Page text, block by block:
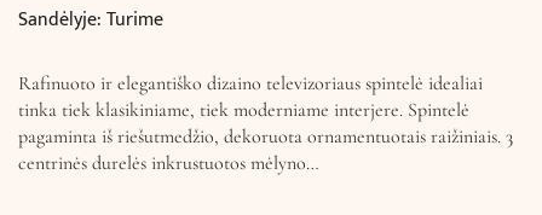
Sandėlyje: Turime
Rafinuoto ir elegantiško dizaino televizoriaus spintelė idealiai
tinka tiek klasikiniame, tiek moderniame interjere. Spintelė
pagaminta iš riešutmedžio, dekoruota ornamentuotais raižiniais. 3
centrinės durelės inkrustuotos mėlyno…